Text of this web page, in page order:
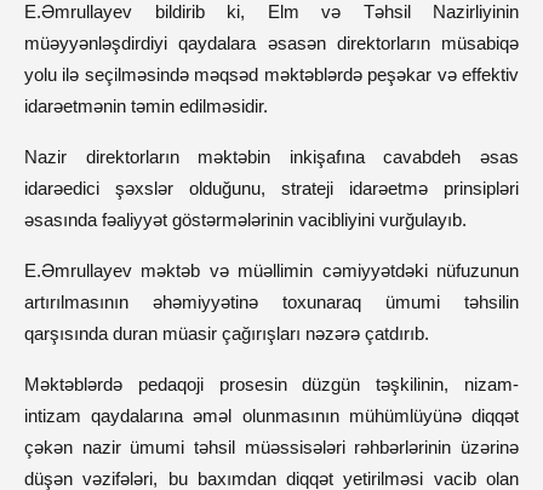
E.Əmrullayev bildirib ki, Elm və Təhsil Nazirliyinin
müəyyənləşdirdiyi qaydalara əsasən direktorların müsabiqə
yolu ilə seçilməsində məqsəd məktəblərdə peşəkar və effektiv
idarəetmənin təmin edilməsidir.
Nazir direktorların məktəbin inkişafına cavabdeh əsas
idarəedici şəxslər olduğunu, strateji idarəetmə prinsipləri
əsasında fəaliyyət göstərmələrinin vacibliyini vurğulayıb.
E.Əmrullayev məktəb və müəllimin cəmiyyətdəki nüfuzunun
artırılmasının əhəmiyyətinə toxunaraq ümumi təhsilin
qarşısında duran müasir çağırışları nəzərə çatdırıb.
Məktəblərdə pedaqoji prosesin düzgün təşkilinin, nizam-
intizam qaydalarına əməl olunmasının mühümlüyünə diqqət
çəkən nazir ümumi təhsil müəssisələri rəhbərlərinin üzərinə
düşən vəzifələri, bu baxımdan diqqət yetirilməsi vacib olan